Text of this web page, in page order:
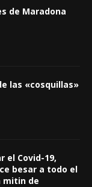
de Maradona
las «cosquillas»
el Covid-19,
besar a todo el
mitin de